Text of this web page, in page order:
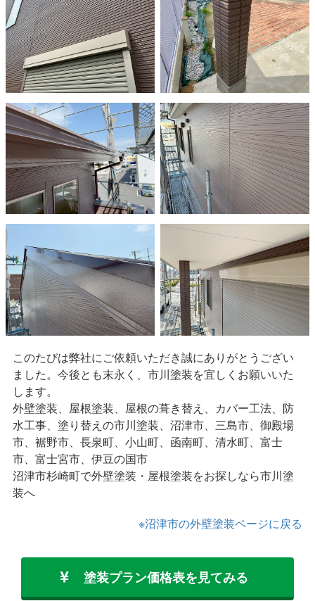
このたびは弊社にご依頼いただき誠にありがとうござい
ました。今後とも末永く、市川塗装を宜しくお願いいた
します。
外壁塗装、屋根塗装、屋根の葺き替え、カバー工法、防
水工事、塗り替えの市川塗装、沼津市、三島市、御殿場
市、裾野市、長泉町、小山町、函南町、清水町、富士
市、富士宮市、伊豆の国市
沼津市杉崎町で外壁塗装・屋根塗装をお探しなら市川塗
装へ
※沼津市の外壁塗装ページに戻る
塗装プラン価格表を見てみる